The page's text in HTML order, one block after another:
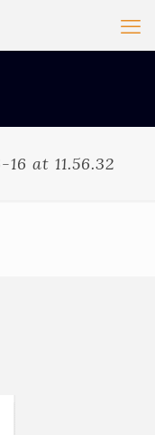
at 11.56.32